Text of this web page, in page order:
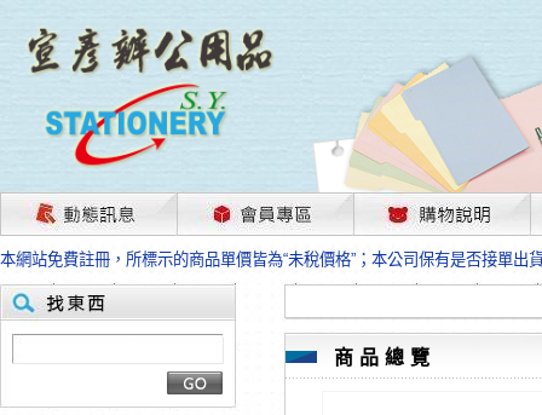
茲因國際情勢變化石油及塑化原物料波動漲幅甚大，部份上游供應商已採取
本網站免費註冊，所標示的商品單價皆為“未稅價格”；本公司保有是否接單出
HP、EPSON、CANON原廠耗材價格浮動，下單前請先跟客服人員確認最新
本網站免費註冊，所標示的商品單價皆為“未稅價格”；本公司保有是否接單出
匯款客戶請注意！因商品繁複來不及發現短缺，遂待客服人員跟您確認訂單
本網站免費註冊，所標示的商品單價皆為“未稅價格”；本公司保有是否接單出
茲因國際情勢變化石油及塑化原物料波動漲幅甚大，部份上游供應商已採取
本網站免費註冊，所標示的商品單價皆為“未稅價格”；本公司保有是否接單出
商品總覽